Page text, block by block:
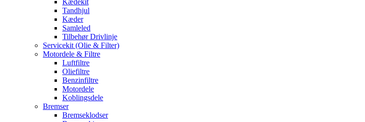
Kædekit
Tandhjul
Kæder
Samleled
Tilbehør Drivlinje
Servicekit (Olie & Filter)
Motordele & Filtre
Luftfiltre
Oliefiltre
Benzinfiltre
Motordele
Koblingsdele
Bremser
Bremseklodser